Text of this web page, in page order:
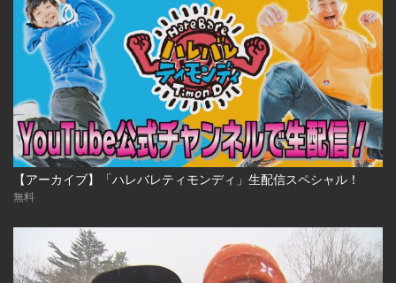
【アーカイブ】「ハレバレティモンディ」生配信スペシャル！
無料